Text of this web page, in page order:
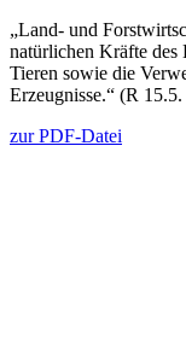
„Land- und
natürlichen Kräfte des
Tieren sowie die
Erzeugnisse.“ (R
zur PDF-Datei